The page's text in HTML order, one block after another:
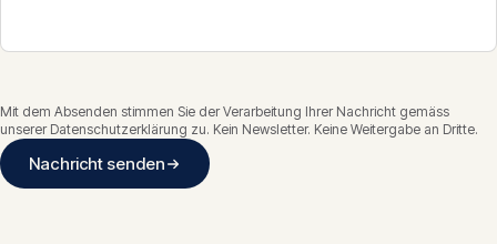
Mit dem Absenden stimmen Sie der Verarbeitung Ihrer Nachricht gemäss
unserer Datenschutzerklärung zu. Kein Newsletter. Keine Weitergabe an Dritte.
Nachricht senden